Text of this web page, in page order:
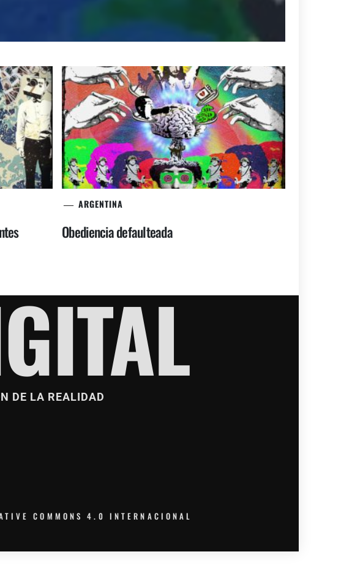
ARGENTINA
Obediencia defaulteada
DE LA REALIDAD
COMMONS 4.0 INTERNACIONAL